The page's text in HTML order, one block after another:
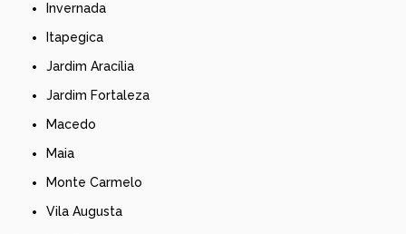
Invernada
Itapegica
Jardim Aracília
Jardim Fortaleza
Macedo
Maia
Monte Carmelo
Vila Augusta